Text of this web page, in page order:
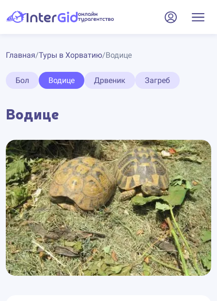
Главная/Туры в Хорватию/Водице
Бол Водице Дрвеник Загреб
Водице